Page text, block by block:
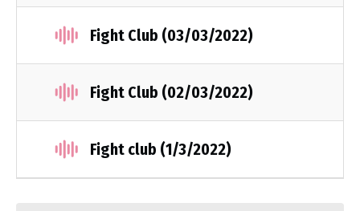
Fight Club (03/03/2022)
Fight Club (02/03/2022)
Fight club (1/3/2022)